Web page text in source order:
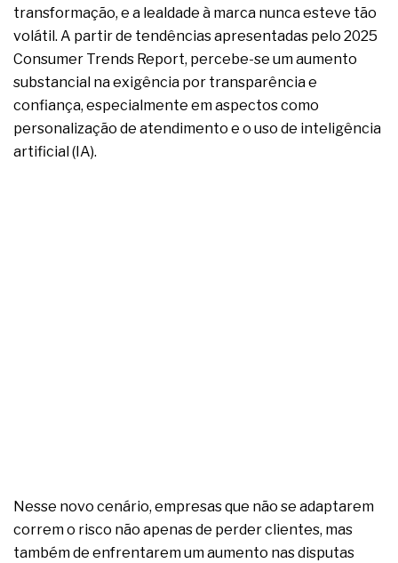
transformação, e a lealdade à marca nunca esteve tão
volátil. A partir de tendências apresentadas pelo 2025
Consumer Trends Report, percebe-se um aumento
substancial na exigência por transparência e
confiança, especialmente em aspectos como
personalização de atendimento e o uso de inteligência
artificial (IA).
Nesse novo cenário, empresas que não se adaptarem
correm o risco não apenas de perder clientes, mas
também de enfrentarem um aumento nas disputas